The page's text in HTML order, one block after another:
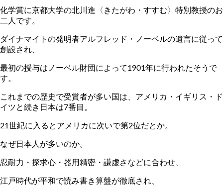
化学賞に京都大学の北川進〈きたがわ・すすむ〉特別教授のお
二人です。
ダイナマイトの発明者アルフレッド・ノーベルの遺言に従って
創設され、
最初の授与はノーベル財団によって1901年に行われたそうで
す。
これまでの歴史で受賞者が多い国は、アメリカ・イギリス・ド
イツと続き日本は7番目。
21世紀に入るとアメリカに次いで第2位だとか。
なぜ日本人が多いのか。
忍耐力・探求心・器用精密・謙虚さなどに合わせ、
江戸時代が平和で読み書き算盤が徹底され、